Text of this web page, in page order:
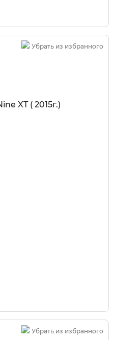
Убрать из избранного
Убрать из избранного